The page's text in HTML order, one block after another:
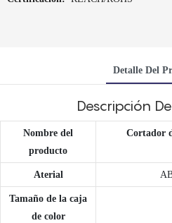
Detalle Del
Descripción
Nombre del
producto
Cortador
Aterial
Tamaño de la caja
de color